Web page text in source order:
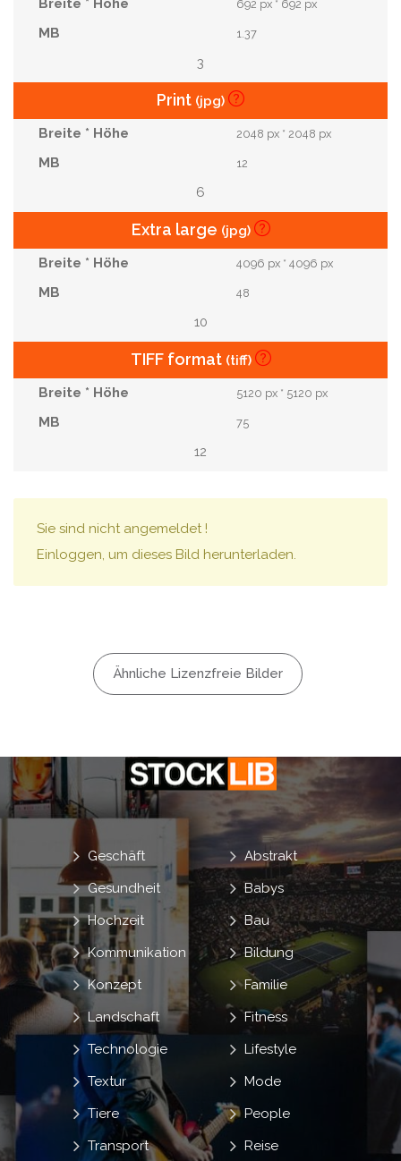
692 px * 692 px
1.37
3
Print (jpg)
2048 px * 2048 px
12
6
Extra large (jpg)
4096 px * 4096 px
48
10
TIFF format (tiff)
5120 px * 5120 px
75
12
Sie sind nicht angemeldet !
Einloggen, um dieses Bild herunterladen.
Ähnliche Lizenzfreie Bilder
Abstrakt
Babys
Bau
Bildung
Familie
Fitness
Geschäft
Gesundheit
Hochzeit
Kommunikation
Konzept
Landschaft
Lifestyle
Mode
People
Reise
Technologie
Textur
Tiere
Transport